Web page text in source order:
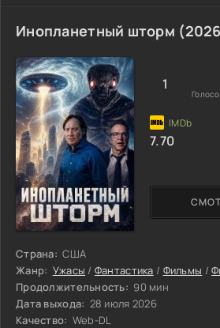
бункера были огромные экраны,
что происходит снаружи. На них
страшные истории и пугающие
только усиливали страх и
однажды из общей толпы выделилось
Инопланетный шторм
Страна: США
Жанр: Ужасы / Фантастика / Фильмы /
Продолжительность: 90 мин
Дата выхода: 28 июля 2026
Качество: Web-DL
1
7.70